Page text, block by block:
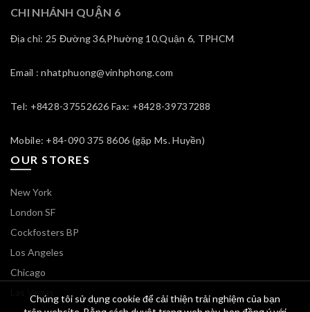
CHI NHÁNH QUẬN 6
Địa chỉ: 25 Đường 36,Phường 10,Quận 6, TPHCM
Email : nhatphuong@vinhphong.com
Tel: +8428-37552626 Fax: +8428-39737288
Mobile: +84-090 375 8606 (gặp Ms. Huyền)
OUR STORES
New York
London SF
Cockfosters BP
Los Angeles
Chicago
Chúng tôi sử dụng cookie để cải thiện trải nghiệm của bạn